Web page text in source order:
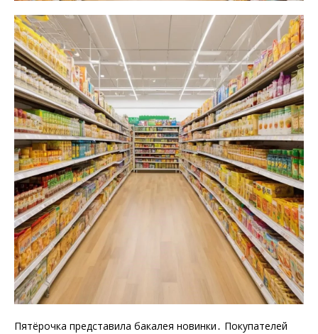
Пятёрочка представила бакалея новинки․ Покупателей